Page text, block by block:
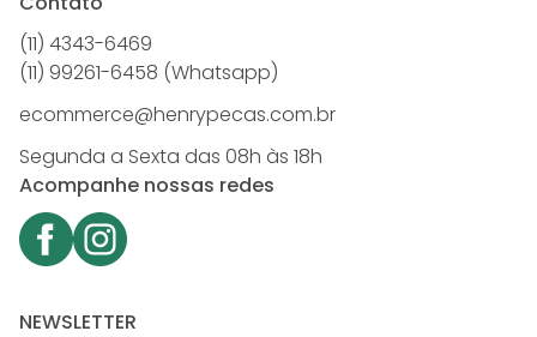
(11) 4343-6469
(11) 99261-6458 (Whatsapp)
ecommerce@henrypecas.com.br
Segunda a Sexta das 08h às 18h
Acompanhe nossas redes
NEWSLETTER